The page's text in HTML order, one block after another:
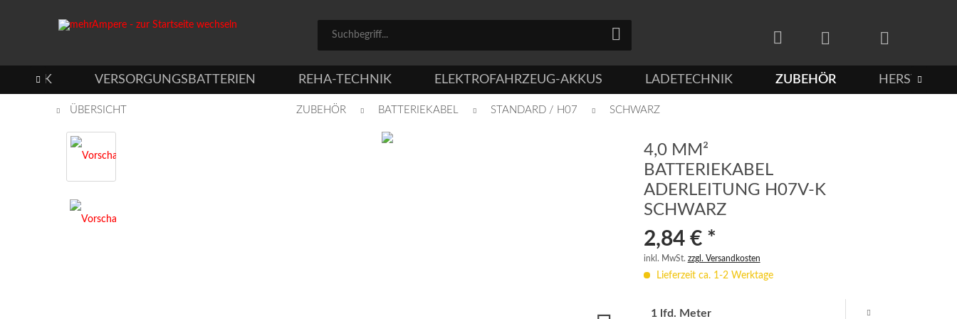
VERSORGUNGSBATTERIEN REHA-TECHNIK ELEKTROFAHRZEUG-AKKUS LADETECHNIK ZUBEHÖR HERSTELLER
 
ÜBERSICHT ZUBEHÖR BATTERIEKABEL STANDARD / H07 SCHWARZ
4,0 MM²
BATTERIEKABEL
ADERLEITUNG H07V-K
SCHWARZ
2,84 € *
inkl. MwSt. zzgl. Versandkosten
Lieferzeit ca. 1-2 Werktage